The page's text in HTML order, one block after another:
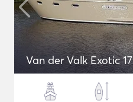
Van der Valk Exotic 17